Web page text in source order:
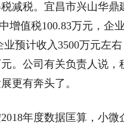
减税。宜昌市兴山华鼎
增值税100.83万元，企
预计收入3500万元左
。公司有关负责人说
更有奔头了。
年度数据匡算，小微